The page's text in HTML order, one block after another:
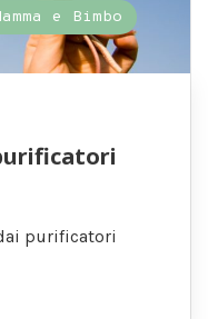
e Bimbo
purificatori